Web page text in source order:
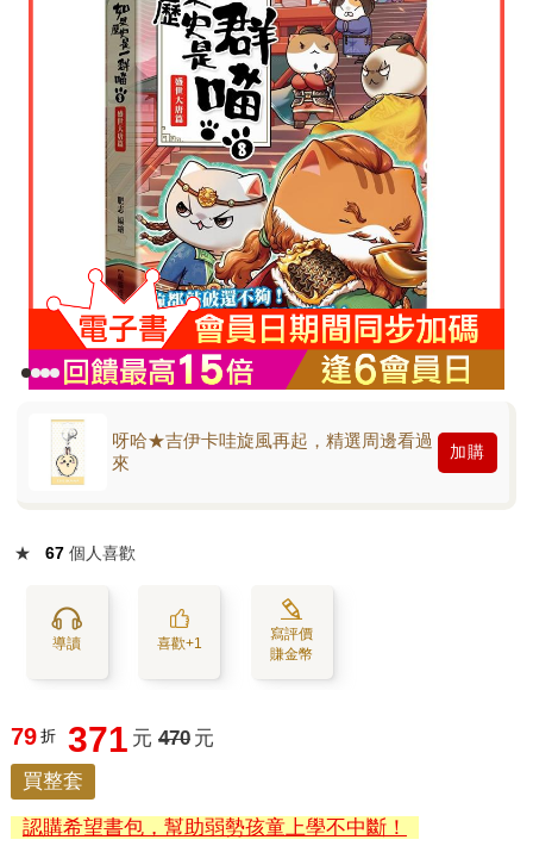
呀哈★吉伊卡哇旋風再起，精選周邊看過
來
加購
★ 67 個人喜歡
導讀 喜歡+1
寫評價
賺金幣
79 折 371 元 470 元
買整套
認購希望書包，幫助弱勢孩童上學不中斷！